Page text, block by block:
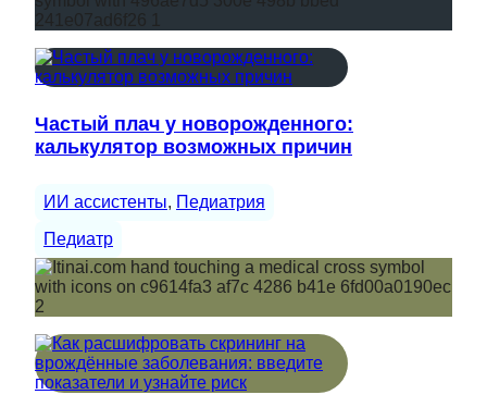
Частый плач у новорожденного:
калькулятор возможных причин
ИИ ассистенты, Педиатрия
Педиатр